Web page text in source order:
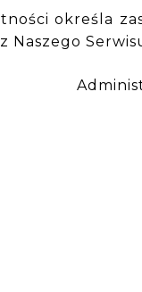
określa
Naszego